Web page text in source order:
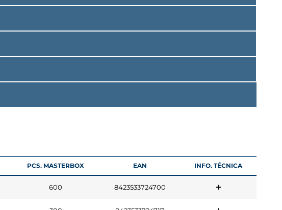
PCS. MASTERBOX EAN INFO. TÉCNICA
600 8423533724700